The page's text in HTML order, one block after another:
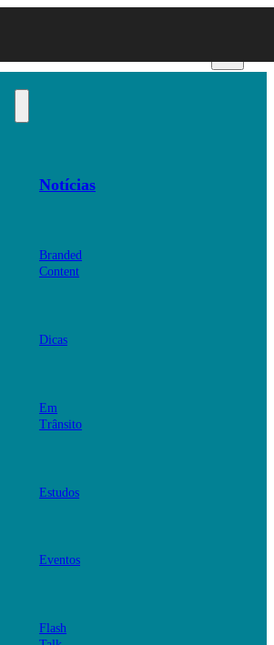
Notícias
Branded
Content
Dicas
Em
Trânsito
Estudos
Eventos
Flash